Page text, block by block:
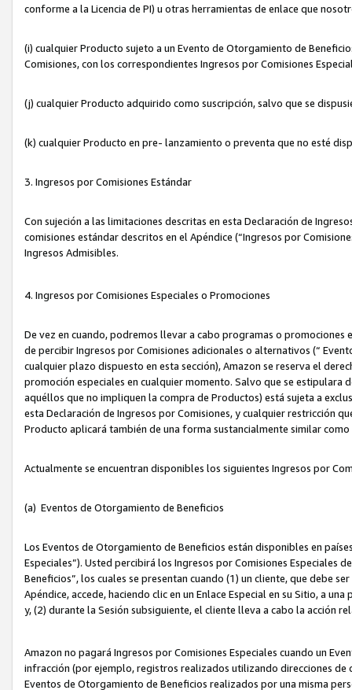
conforme a la Licencia de PI) u otras herramientas de enlace que
(i) cualquier Producto sujeto a un Evento de Otorgamiento de
Comisiones, con los correspondientes Ingresos por Comisiones
(j) cualquier Producto adquirido como suscripción, salvo que se
(k) cualquier Producto en pre- lanzamiento o preventa que no esté
3. Ingresos por Comisiones Estándar
Con sujeción a las limitaciones descritas en esta Declaración de
comisiones estándar descritos en el Apéndice (“Ingresos por
Ingresos Admisibles.
4. Ingresos por Comisiones Especiales o Promociones
De vez en cuando, podremos llevar a cabo programas o
de percibir Ingresos por Comisiones adicionales o alternativos (“
cualquier plazo dispuesto en esta sección), Amazon se reserva el
promoción especiales en cualquier momento. Salvo que se
aquéllos que no impliquen la compra de Productos) está sujeta a
esta Declaración de Ingresos por Comisiones, y cualquier restricción
Producto aplicará también de una forma sustancialmente similar
Actualmente se encuentran disponibles los siguientes Ingresos por
(a) Eventos de Otorgamiento de Beneficios
Los Eventos de Otorgamiento de Beneficios están disponibles en
Especiales”). Usted percibirá los Ingresos por Comisiones Especiales
Beneficios”, los cuales se presentan cuando (1) un cliente, que debe
Apéndice, accede, haciendo clic en un Enlace Especial en su Sitio, a
y, (2) durante la Sesión subsiguiente, el cliente lleva a cabo la acción
Amazon no pagará Ingresos por Comisiones Especiales cuando un
infracción (por ejemplo, registros realizados utilizando direcciones
Eventos de Otorgamiento de Beneficios realizados por una misma